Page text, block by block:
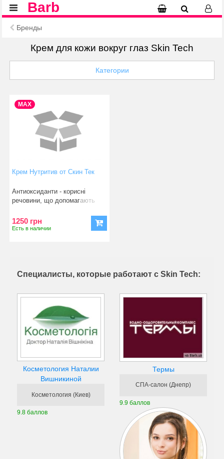
Barb
Бренды
Крем для кожи вокруг глаз Skin Tech
Категории
MAX
Крем Нутритив от Скин Тек
Антиоксиданти - корисні
речовини, що допомагають
1250 грн
Есть в наличии
Специалисты, которые работают с Skin Tech:
Косметология Наталии
Вишникиной
Косметология (Киев)
9.8 баллов
Термы
СПА-салон (Днепр)
9.9 баллов